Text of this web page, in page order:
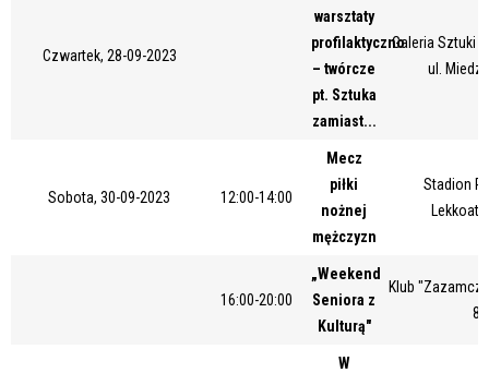
Promowane
Czwartek, 28-09-2023
warsztaty
profilaktyczno
– twórcze
pt. Sztuka
zamiast...
Galeria Sztuki
ul.
Sobota, 30-09-2023 12:00-14:00
Mecz
piłki
nożnej
mężczyzn
Stadion
16:00-20:00
„Weekend
Seniora z
Kulturą"
Klub
87
W